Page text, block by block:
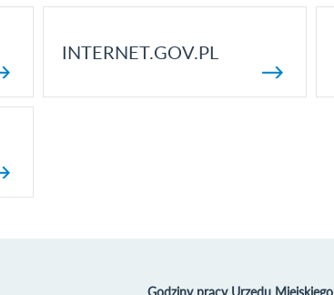
INTERNET.GOV.PL
Godziny pracy Urzędu Miejskiego